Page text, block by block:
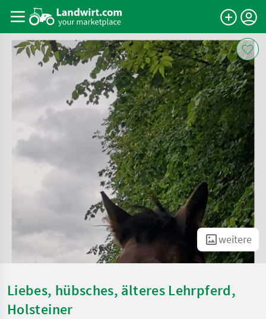
weitere
Liebes, hübsches, älteres Lehrpferd,
Holsteiner